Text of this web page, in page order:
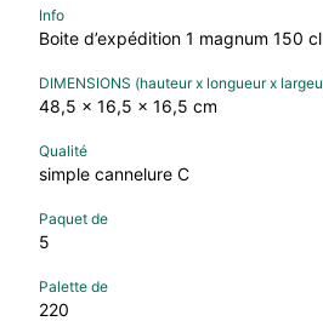
Boite d’expédition 1 magnum 150 cl
48,5 x 16,5 x 16,5 cm
simple cannelure C
5
220